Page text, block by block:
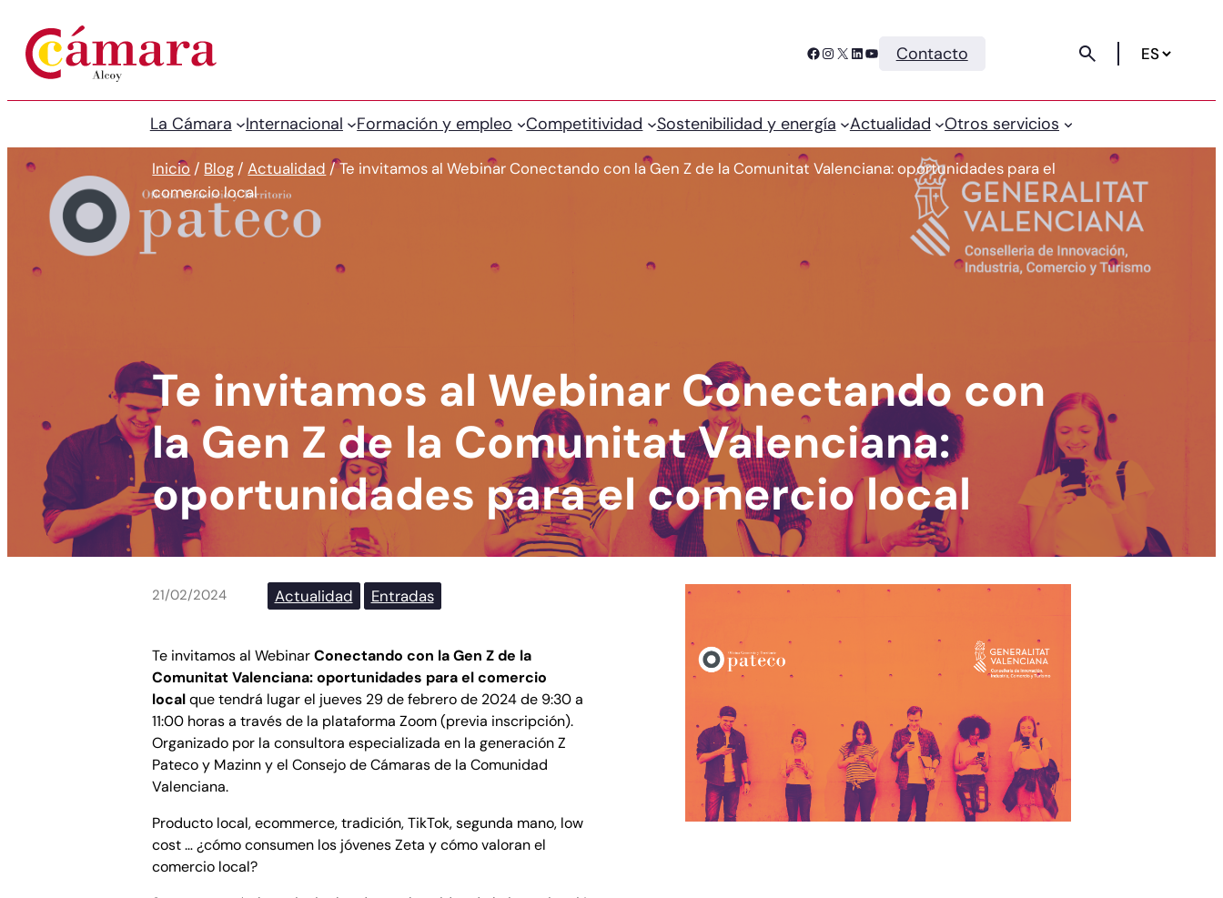
Facebook Instagram X LinkedIn YouTube Contacto
La Cámara Internacional Formación y empleo Competitividad Sostenibilidad y energía Actualidad Otros servicios
Inicio / Blog /Actualidad /Te invitamos al Webinar Conectando con la Gen Z de la Comunitat Valenciana: oportunidades para el
comercio local
Te invitamos al Webinar Conectando con
la Gen Z de la Comunitat Valenciana:
oportunidades para el comercio local
21/02/2024 Actualidad Entradas
Te invitamos al WebinarConectando con la Gen Z de la
Comunitat Valenciana: oportunidades para el comercio
localque tendrá lugar el jueves 29 de febrero de 2024 de 9:30 a
11:00 horas a través de la plataforma Zoom (previa inscripción).
Organizado por la consultora especializada en la generación Z
Pateco y Mazinn y el Consejo de Cámaras de la Comunidad
Valenciana.
Producto local, ecommerce, tradición, TikTok, segunda mano, low
cost … ¿cómo consumen los jóvenes Zeta y cómo valoran el
comercio local?